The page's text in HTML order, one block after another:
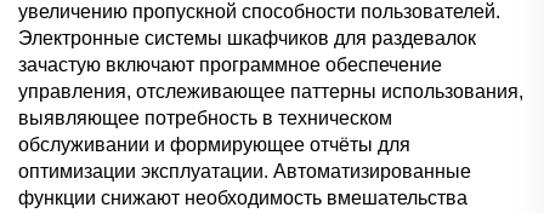
увеличению пропускной способности пользователей.
Электронные системы шкафчиков для раздевалок
зачастую включают программное обеспечение
управления, отслеживающее паттерны использования,
выявляющее потребность в техническом
обслуживании и формирующее отчёты для
оптимизации эксплуатации. Автоматизированные
функции снижают необходимость вмешательства